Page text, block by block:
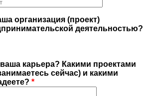
организация (проект)
деятельностью?
карьера? Какими проектами
сейчас) и какими
*